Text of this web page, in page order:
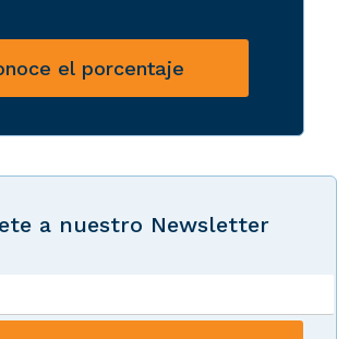
el porcentaje
a nuestro Newsletter